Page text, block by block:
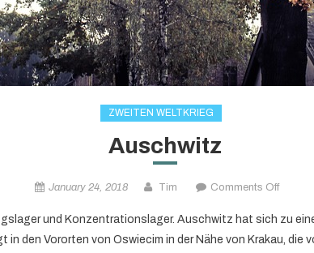
ZWEITEN WELTKRIEG
Auschwitz
January 24, 2018 Tim Comments Offon
und Konzentrationslager. Auschwitz hat sich zu
den Vororten von Oswiecim in der Nähe von Krakau,